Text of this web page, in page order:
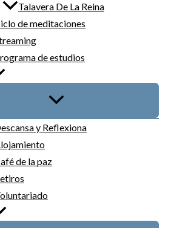
Talavera De La Reina
de meditaciones
de estudios
y Reflexiona
de la paz